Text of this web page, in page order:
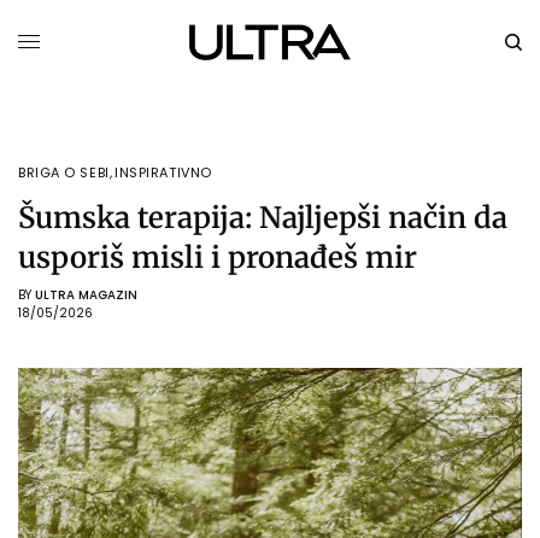
BRIGA O SEBI,INSPIRATIVNO
Šumska terapija: Najljepši način da
usporiš misli i pronađeš mir
BY ULTRA MAGAZIN
18/05/2026